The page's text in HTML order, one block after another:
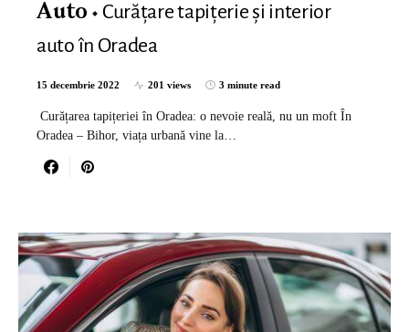
Auto
Curățare tapițerie și interior
auto în Oradea
15 decembrie 2022 201 views 3 minute read
Curățarea tapițeriei în Oradea: o nevoie reală, nu un moft În
Oradea – Bihor, viața urbană vine la…